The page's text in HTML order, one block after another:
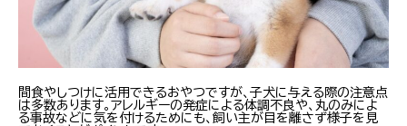
間食やしつけに活用できるおやつですが、子犬に与える際の注意点
は多数あります。アレルギーの発症による体調不良や、丸のみによ
る事故などに気を付けるためにも、飼い主が目を離さず様子を見